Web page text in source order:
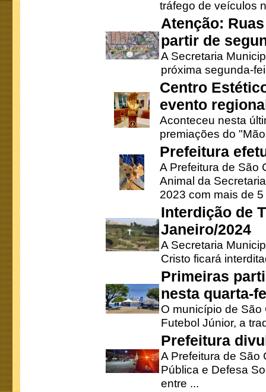
tráfego de veículos
Atenção:
partir de
A Secretaria
próxima segunda-
Centro
evento
Aconteceu nesta
premiações do
Prefeitura
A Prefeitura de São
Animal da
2023 com mais de 5
Interdição de
Janeiro/2024
A Secretaria
Cristo ficará
Primeiras
nesta quarta-
O município de
Futebol Júnior, a
Prefeitura
A Prefeitura de São
Pública e Defesa
entre ...